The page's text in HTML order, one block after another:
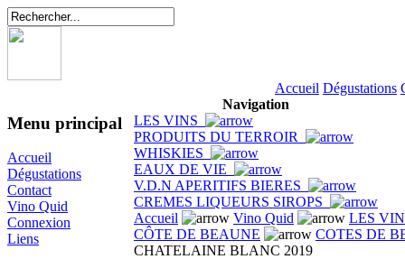
Accueil Dégustations
Menu principal
Accueil
Dégustations
Contact
Vino Quid
Connexion
Liens
Navigation
LES VINS
PRODUITS DU TERROIR
WHISKIES
EAUX DE VIE
V.D.N APERITIFS BIERES
CREMES LIQUEURS SIROPS
Accueil
Vino Quid
LES
CÔTE DE BEAUNE
COTES DE
CHATELAINE BLANC 2019